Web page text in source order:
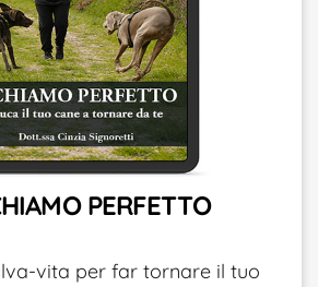
PERFETTO
vita per far tornare il tuo